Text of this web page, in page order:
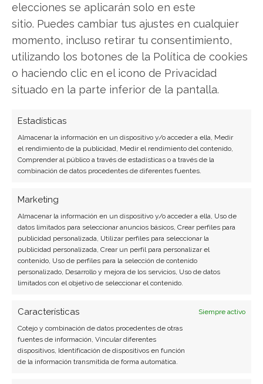
elecciones se aplicarán solo en este
sitio. Puedes cambiar tus ajustes en cualquier
momento, incluso retirar tu consentimiento,
utilizando los botones de la Política de cookies
o haciendo clic en el icono de Privacidad
situado en la parte inferior de la pantalla.
Estadísticas
Almacenar la información en un dispositivo y/o acceder a ella, Medir
el rendimiento de la publicidad, Medir el rendimiento del contenido,
Comprender al público a través de estadísticas o a través de la
combinación de datos procedentes de diferentes fuentes.
Marketing
Almacenar la información en un dispositivo y/o acceder a ella, Uso de
datos limitados para seleccionar anuncios básicos, Crear perfiles para
publicidad personalizada, Utilizar perfiles para seleccionar la
publicidad personalizada, Crear un perfil para personalizar el
contenido, Uso de perfiles para la selección de contenido
personalizado, Desarrollo y mejora de los servicios, Uso de datos
limitados con el objetivo de seleccionar el contenido.
Características
Siempre activo
Cotejo y combinación de datos procedentes de otras
fuentes de información, Vincular diferentes
dispositivos, Identificación de dispositivos en función
de la información transmitida de forma automática.
Laura Fernández Silva
Analista tecnológica enfocada en innovación digital,
comercio electrónico y aplicaciones móviles.
Colaboradora habitual en medios especializados
del sector tech.
Ver todos los artículos →